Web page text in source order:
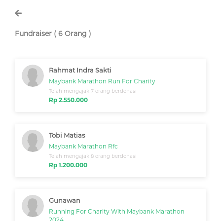
Fundraiser ( 6 Orang )
Rahmat Indra Sakti
Maybank Marathon Run For Charity
Telah mengajak 7 orang berdonasi
Rp 2.550.000
Tobi Matias
Maybank Marathon Rfc
Telah mengajak 8 orang berdonasi
Rp 1.200.000
Gunawan
Running For Charity With Maybank Marathon